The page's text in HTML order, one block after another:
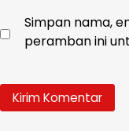
Simpan nama,
peramban ini